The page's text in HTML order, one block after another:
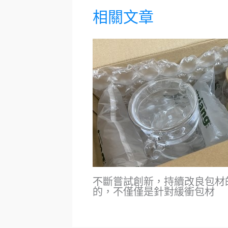
相關文章
不斷嘗試創新，持續改良包
的，不僅僅是針對緩衝包材